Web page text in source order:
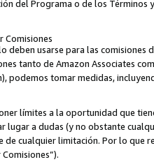
del Programa o de los Términos
Comisiones
deben usarse para las
tanto de Amazon Associates
podemos tomar medidas,
límites a la oportunidad que
lugar a dudas (y no obstante
cualquier limitación. Por lo que